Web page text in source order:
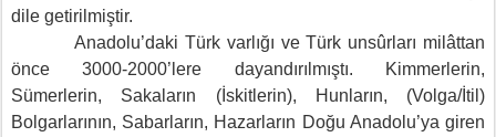
dile getirilmiştir.
Anadolu’daki Türk varlığı ve Türk unsûrları milâttan
önce 3000-2000’lere dayandırılmıştı. Kimmerlerin,
Sümerlerin, Sakaların (İskitlerin), Hunların, (Volga/İtil)
Bolgarlarının, Sabarların, Hazarların Doğu Anadolu’ya giren